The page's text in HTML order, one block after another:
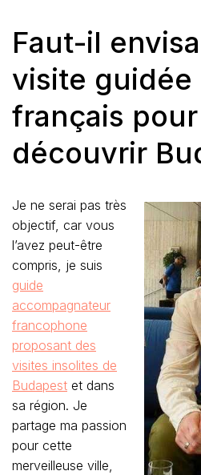
Faut-il
visite guidée
français
découvrir
Je ne serai pas très
objectif, car vous
l’avez peut-être
compris, je suis
guide
accompagnateur
francophone
proposant des
visites insolites de
Budapest et dans
sa région. Je
partage ma passion
pour cette
merveilleuse ville,